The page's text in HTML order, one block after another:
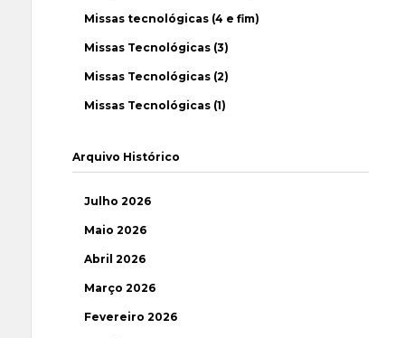
Missas tecnológicas (4 e fim)
Missas Tecnológicas (3)
Missas Tecnológicas (2)
Missas Tecnológicas (1)
Arquivo Histórico
Julho 2026
Maio 2026
Abril 2026
Março 2026
Fevereiro 2026